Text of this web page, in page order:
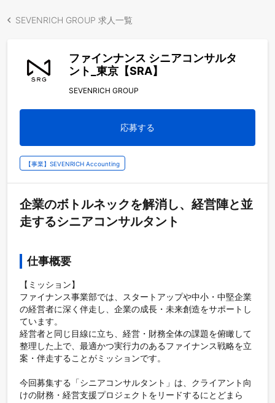
SEVENRICH GROUP 求人一覧
ファインナンス シニアコンサルタ
ント_東京【SRA】
SEVENRICH GROUP
応募する
【事業】SEVENRICH Accounting
企業のボトルネックを解消し、経営陣と並
走するシニアコンサルタント
仕事概要
【ミッション】
ファイナンス事業部では、スタートアップや中小・中堅企業
の経営者に深く伴走し、企業の成長・未来創造をサポートし
ています。
経営者と同じ目線に立ち、経営・財務全体の課題を俯瞰して
整理した上で、最適かつ実行力のあるファイナンス戦略を立
案・伴走することがミッションです。
今回募集する「シニアコンサルタント」は、クライアント向
けの財務・経営支援プロジェクトをリードするにとどまら